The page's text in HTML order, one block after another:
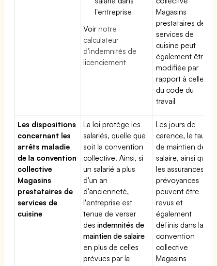
l'entreprise
Voirnotre
calculateur
d'indemnités de
licenciement
Magasins
prestataires de
services de
cuisine peut
également être
modifiée par
rapport à celle
du code du
travail
Les dispositions
concernant les
arrêts maladie
de la convention
collective
Magasins
prestataires de
services de
cuisine
La loi protège les
salariés, quelle que
soit la convention
collective. Ainsi, si
un salarié a plus
d'un an
d'ancienneté,
l'entreprise est
tenue de verser
desindemnités de
maintien de salaire
en plus de celles
prévues par la
Les jours de
carence, le taux
de maintien de
salaire, ainsi que
les assurances
prévoyances
peuvent être
revus et
également
définis dans la
convention
collective
Magasins